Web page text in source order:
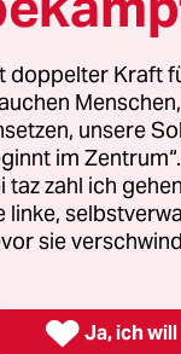
länger
um
der
doppelter Kraft
unsere
im
taz zahl ich
linke,
sie
 Ja, ich will